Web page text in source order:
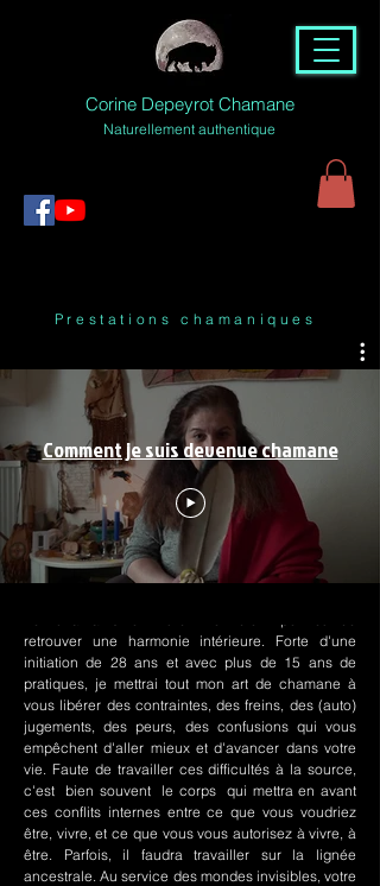
Corine Depeyrot Chamane
Naturellement authentique
Prestations chamaniques
Comment je suis devenue chamane
retrouver une harmonie intérieure. Forte d'une
initiation de 28 ans et avec plus de 15 ans de
pratiques, je mettrai tout mon art de chamane à
vous libérer des contraintes, des freins, des (auto)
jugements, des peurs, des confusions qui vous
empêchent d'aller mieux et d'avancer dans votre
vie. Faute de travailler ces difficultés à la source,
c'est bien souvent le corps qui mettra en avant
ces conflits internes entre ce que vous voudriez
être, vivre, et ce que vous vous autorisez à vivre, à
être. Parfois, il faudra travailler sur la lignée
ancestrale. Au service des mondes invisibles, votre